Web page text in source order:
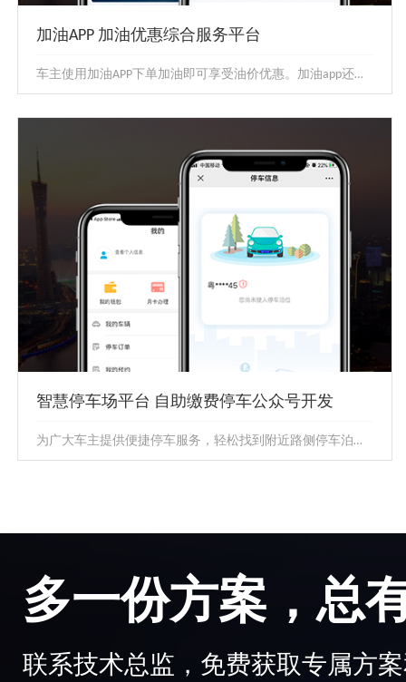
加油APP 加油优惠综合服务平台
车主使用加油APP下单加油即可享受油价优惠。加油app还为车主提供车辆救援、年审代办、汽车保养等一系列增值服务，是有车一...
加油APP 加油优惠综合服务平台
车主使用加油APP下单加油即可享受油价优惠。加油app还为
车主提供车辆救援、年审代办、汽车保养等一系列增值服
智慧停车场平台 自助缴费停车公众号开发
为广大车主提供便捷停车服务，轻松找到附近路侧停车泊位和停车场资源，并拥有预约车位、自助缴费、路线规划、共享停车、违章处理...
多一份方案，总
联系技术总监，免费获取专属方